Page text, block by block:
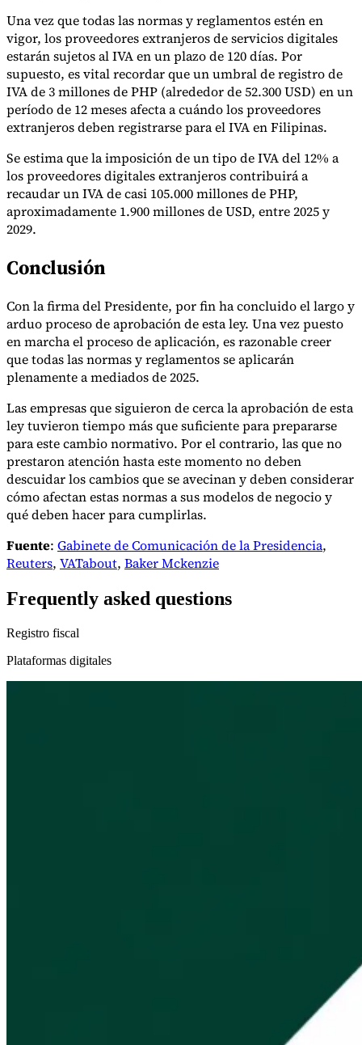
Una vez que todas las normas y reglamentos estén en
vigor, los proveedores extranjeros de servicios digitales
estarán sujetos al IVA en un plazo de 120 días. Por
supuesto, es vital recordar que un umbral de registro de
IVA de 3 millones de PHP (alrededor de 52.300 USD) en un
período de 12 meses afecta a cuándo los proveedores
extranjeros deben registrarse para el IVA en Filipinas.
Se estima que la imposición de un tipo de IVA del 12% a
los proveedores digitales extranjeros contribuirá a
recaudar un IVA de casi 105.000 millones de PHP,
aproximadamente 1.900 millones de USD, entre 2025 y
2029.
Conclusión
Con la firma del Presidente, por fin ha concluido el largo y
arduo proceso de aprobación de esta ley. Una vez puesto
en marcha el proceso de aplicación, es razonable creer
que todas las normas y reglamentos se aplicarán
plenamente a mediados de 2025.
Las empresas que siguieron de cerca la aprobación de esta
ley tuvieron tiempo más que suficiente para prepararse
para este cambio normativo. Por el contrario, las que no
prestaron atención hasta este momento no deben
descuidar los cambios que se avecinan y deben considerar
cómo afectan estas normas a sus modelos de negocio y
qué deben hacer para cumplirlas.
Fuente: Gabinete de Comunicación de la Presidencia,
Reuters, VATabout, Baker Mckenzie
Frequently asked questions
Registro fiscal
Plataformas digitales